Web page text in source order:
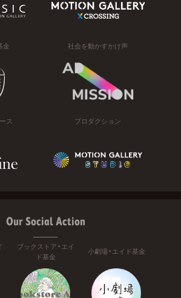
金 社会を動かすかけ声
ス プロダクション
Our Social Action
ブックストア・エイ
ド基金
小劇場・エイド基金